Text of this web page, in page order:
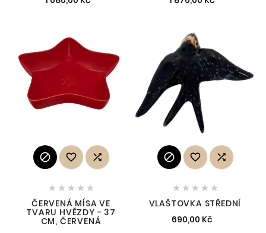
  
    
ČERVENÁ MÍSA VE
TVARU HVĚZDY - 37
CM, ČERVENÁ
  
    
VLAŠTOVKA STŘEDNÍ
690,00 Kč